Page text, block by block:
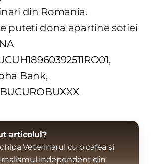
din Romania.
puteti dona apartine sotiei
Bank,
articolul?
Veterinarul cu o cafea și
independent din